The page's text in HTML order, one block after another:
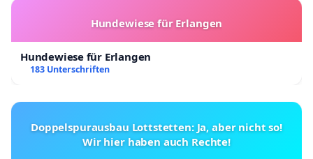
Hundewiese für Erlangen
Hundewiese für Erlangen
183 Unterschriften
Doppelspurausbau Lottstetten: Ja, aber nicht so!
Wir hier haben auch Rechte!